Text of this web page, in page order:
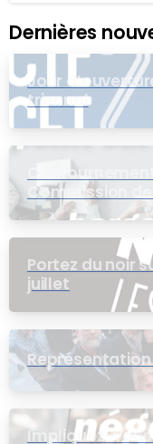
Dernières
Jour
triennal
Commission
pour le groupe
Portez du noir
juillet
Impliquez-